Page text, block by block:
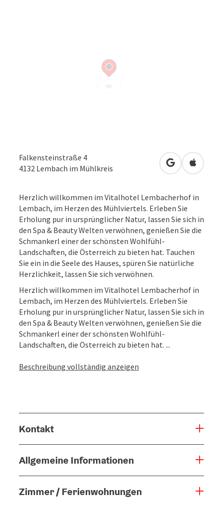
Falkensteinstraße 4
4132 Lembach im Mühlkreis in Google
in
Herzlich willkommen im Vitalhotel Lembacherhof in
Lembach, im Herzen des Mühlviertels. Erleben Sie
Erholung pur in ursprünglicher Natur, lassen Sie sich in
den Spa & Beauty Welten verwöhnen, genießen Sie die
Schmankerl einer der schönsten Wohlfühl-
Landschaften, die Österreich zu bieten hat. Tauchen
Sie ein in die Seele des Hauses, spüren Sie natürliche
Herzlichkeit, lassen Sie sich verwöhnen.
Herzlich willkommen im Vitalhotel Lembacherhof in
Lembach, im Herzen des Mühlviertels. Erleben Sie
Erholung pur in ursprünglicher Natur, lassen Sie sich in
den Spa & Beauty Welten verwöhnen, genießen Sie die
Schmankerl einer der schönsten Wohlfühl-
Landschaften, die Österreich zu bieten hat. ...
Beschreibung vollständig anzeigen
Kontakt
Allgemeine Informationen
Zimmer / Ferienwohnungen